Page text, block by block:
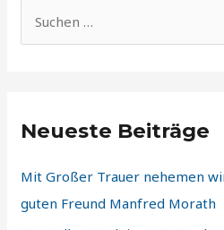
e
n
a
Neueste Beiträge
Mit Großer Trauer nehemen
guten Freund Manfred Morath